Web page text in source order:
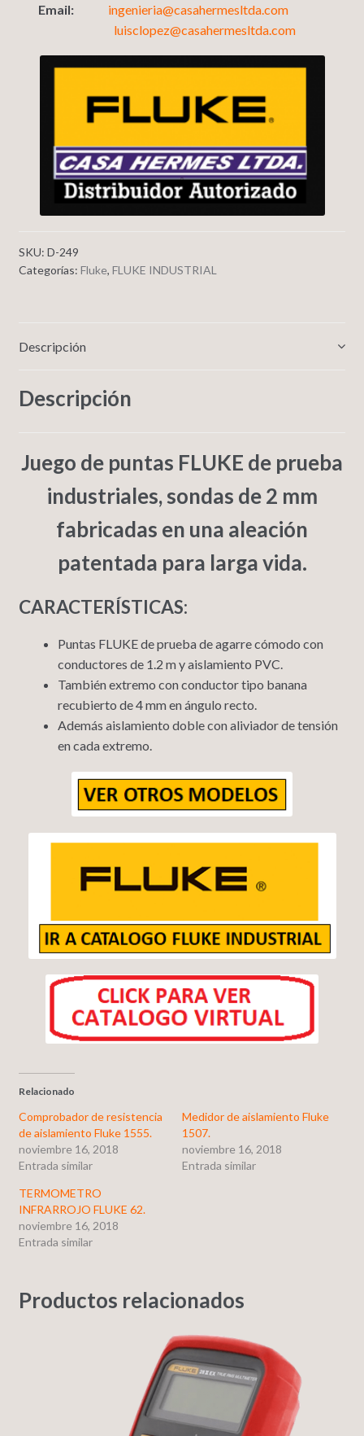
Email: ingenieria@casahermesltda.com
luisclopez@casahermesltda.com
SKU: D-249
Categorías: Fluke, FLUKE INDUSTRIAL
Descripción
Descripción
Juego de puntas FLUKE de prueba
industriales, sondas de 2 mm
fabricadas en una aleación
patentada para larga vida.
CARACTERÍSTICAS:
Puntas FLUKE de prueba de agarre cómodo con
conductores de 1.2 m y aislamiento PVC.
También extremo con conductor tipo banana
recubierto de 4 mm en ángulo recto.
Además aislamiento doble con aliviador de tensión
en cada extremo.
Relacionado
Comprobador de resistencia
de aislamiento Fluke 1555.
noviembre 16, 2018
Entrada similar
Medidor de aislamiento Fluke
1507.
noviembre 16, 2018
Entrada similar
TERMOMETRO
INFRARROJO FLUKE 62.
noviembre 16, 2018
Entrada similar
Productos relacionados